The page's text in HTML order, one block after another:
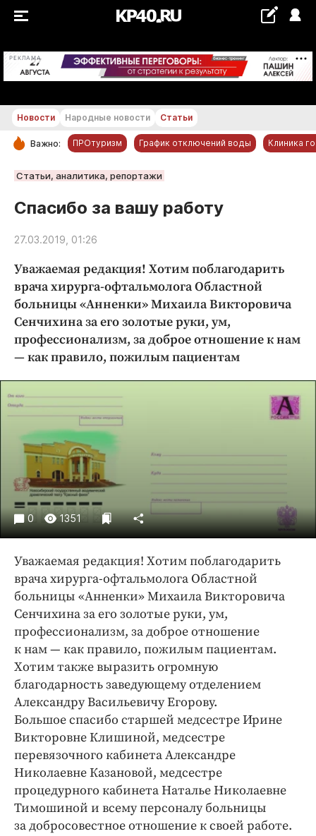
РЕКЛАМА +29...+30 °С
РУБРИКИ
Обнинск
Новости компаний
Статьи
Народные новости
Авто и транспорт
Благоустройство
Криминал
Культура
Недвижимость и ЖКХ
Общество
Погода
Праздники
Происшествия
Спорт
Экономика и бизнес
Издания
Медиаперсона
Интересное чтиво
Клиника года
Работодатель года
Новости Народные новости Статьи
Важно: ПРОтуризм График отключений воды Клиника
Статьи, аналитика, репортажи
Спасибо за вашу работу
27.03.2019, 01:26
Уважаемая редакция! Хотим поблагодарить
врача хирурга-офтальмолога​ Областной
больницы «Анненки» Михаила Викторовича
Сенчихина за его золотые руки, ум,
профессионализм, за доброе отношение к нам
— как правило, пожилым пациентам
0 1351
Уважаемая редакция! Хотим поблагодарить
врача хирурга-офтальмолога​ Областной
больницы «Анненки» Михаила Викторовича
Сенчихина за его золотые руки, ум,
профессионализм, за доброе отношение
к нам — как правило, пожилым пациентам.
Хотим также выразить огромную
благодарность заведующему отделением
Александру Васильевичу Егорову.
Большое спасибо старшей медсестре Ирине
Викторовне Клишиной, медсестре
перевязочного кабинета Александре
Николаевне Казановой, медсестре
процедурного кабинета Наталье Николаевне
Тимошиной и всему персоналу больницы
за добросовестное отношение к своей работе.